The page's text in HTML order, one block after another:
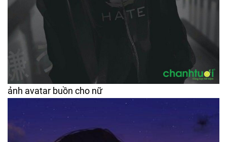
ảnh avatar buồn cho nữ